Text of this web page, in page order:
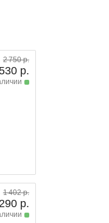
2 750 р.
р.
1 402 р.
р.